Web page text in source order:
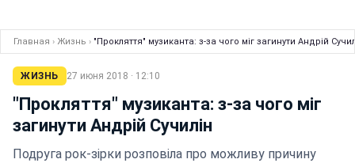
Главная › Жизнь › "Прокляття" музиканта: з-за чого міг загинути Андрій
ЖИЗНЬ 27 июня 2018 · 12:10
"Прокляття" музиканта: з-за чого міг
загинути Андрій Сучилін
Подруга рок-зірки розповіла про можливу причину